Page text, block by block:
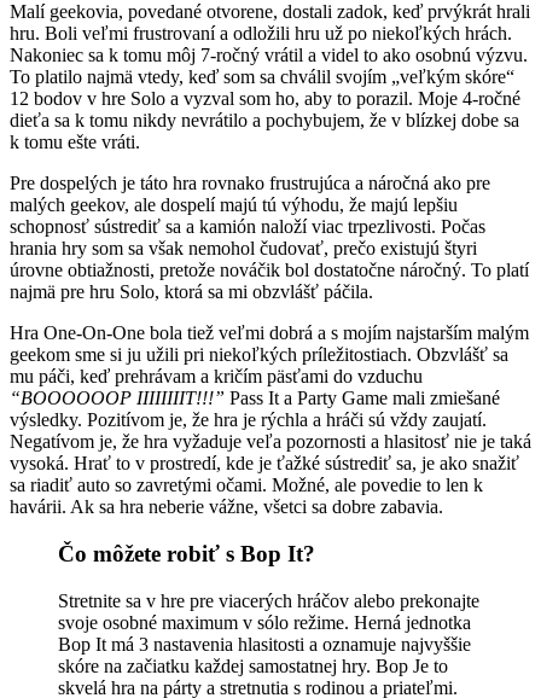
Malí geekovia, povedané otvorene, dostali zadok, keď prvýkrát hrali
hru. Boli veľmi frustrovaní a odložili hru už po niekoľkých hrách.
Nakoniec sa k tomu môj 7-ročný vrátil a videl to ako osobnú výzvu.
To platilo najmä vtedy, keď som sa chválil svojím „veľkým skóre“
12 bodov v hre Solo a vyzval som ho, aby to porazil. Moje 4-ročné
dieťa sa k tomu nikdy nevrátilo a pochybujem, že v blízkej dobe sa
k tomu ešte vráti.
Pre dospelých je táto hra rovnako frustrujúca a náročná ako pre
malých geekov, ale dospelí majú tú výhodu, že majú lepšiu
schopnosť sústrediť sa a kamión naloží viac trpezlivosti. Počas
hrania hry som sa však nemohol čudovať, prečo existujú štyri
úrovne obtiažnosti, pretože nováčik bol dostatočne náročný. To platí
najmä pre hru Solo, ktorá sa mi obzvlášť páčila.
Hra One-On-One bola tiež veľmi dobrá a s mojím najstarším malým
geekom sme si ju užili pri niekoľkých príležitostiach. Obzvlášť sa
mu páči, keď prehrávam a kričím päsťami do vzduchu
“BOOOOOOP IIIIIIIIT!!!” Pass It a Party Game mali zmiešané
výsledky. Pozitívom je, že hra je rýchla a hráči sú vždy zaujatí.
Negatívom je, že hra vyžaduje veľa pozornosti a hlasitosť nie je taká
vysoká. Hrať to v prostredí, kde je ťažké sústrediť sa, je ako snažiť
sa riadiť auto so zavretými očami. Možné, ale povedie to len k
havárii. Ak sa hra neberie vážne, všetci sa dobre zabavia.
Čo môžete robiť s Bop It?
Stretnite sa v hre pre viacerých hráčov alebo prekonajte
svoje osobné maximum v sólo režime. Herná jednotka
Bop It má 3 nastavenia hlasitosti a oznamuje najvyššie
skóre na začiatku každej samostatnej hry. Bop Je to
skvelá hra na párty a stretnutia s rodinou a priateľmi.